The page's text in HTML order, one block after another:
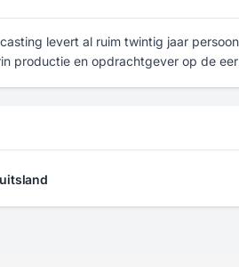
levert al ruim twintig jaar
productie en opdrachtgever op de